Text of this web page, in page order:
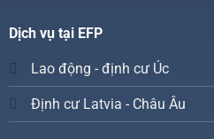
Dịch vụ tại EFP
Lao động - định cư Úc
Định cư Latvia - Châu Âu